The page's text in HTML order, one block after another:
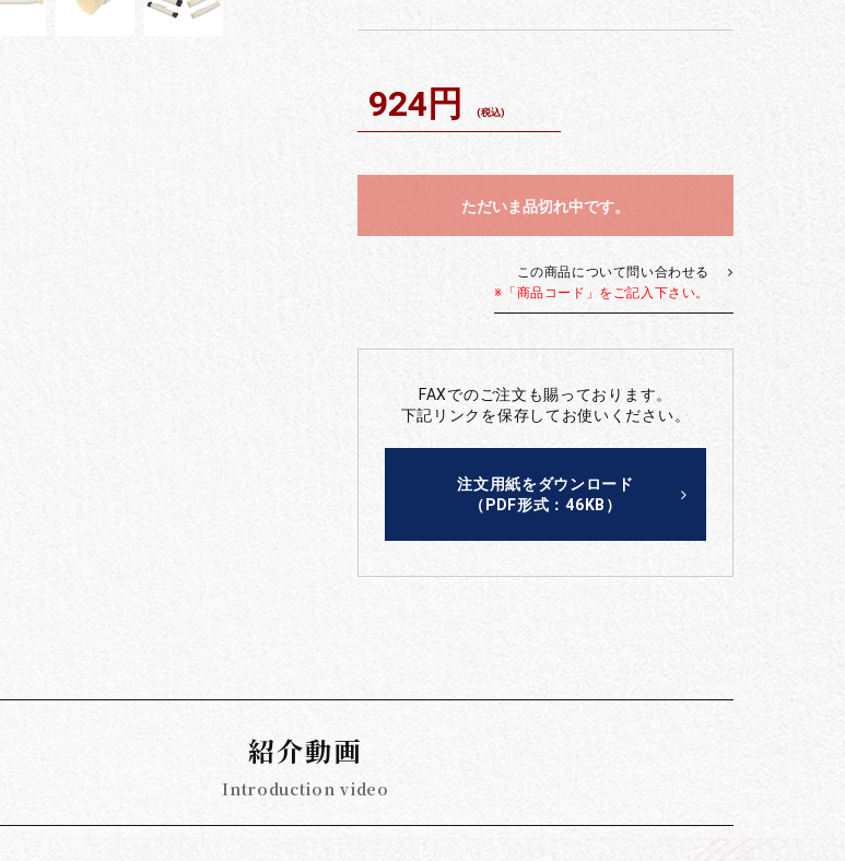
924円 (税込)
ただいま品切れ中です。
この商品について問い合わせる
※「商品コード」をご記入下さい。
FAXでのご注文も賜っております。
下記リンクを保存してお使いください。
注文用紙をダウンロード
（PDF形式：46KB）
紹介動画
Introduction video